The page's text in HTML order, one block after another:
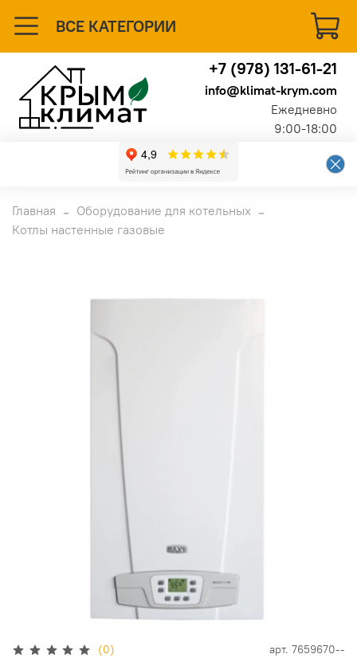
ВСЕ КАТЕГОРИИ
+7 (978) 131-61-21
info@klimat-krym.com
Ежедневно
9:00-18:00
Главная
Оборудование для котельных
Котлы настенные газовые
(0) арт. 7659670--